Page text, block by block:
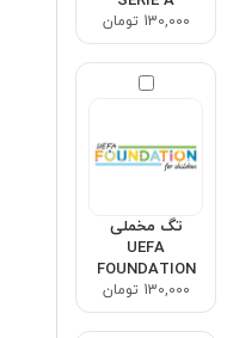
130,000 تومان
تگ مخملی
UEFA
FOUNDATION
130,000 تومان